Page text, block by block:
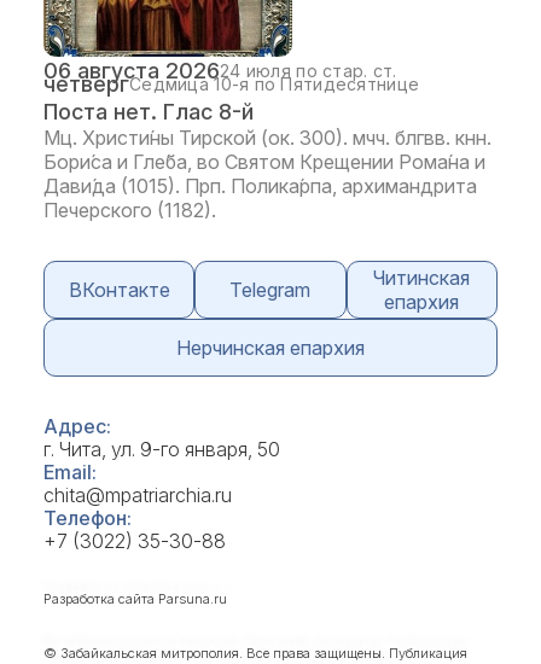
06 августа 202624 июля по стар. ст.
четвергСедмица 10-я по Пятидесятнице
Поста нет. Глас 8-й
Мц. Христи́ны Тирской (ок. 300). мчч. блгвв. кнн.
Бори́са и Гле́ба, во Святом Крещении Рома́на и
Дави́да (1015). Прп. Полика́рпа, архимандрита
Печерского (1182).
ВКонтакте Telegram
Читинская
епархия
Нерчинская епархия
Адрес:
г. Чита, ул. 9-го января, 50
Email:
chita@mpatriarchia.ru
Телефон:
+7 (3022) 35-30-88
Разработка сайта Parsuna.ru
© Забайкальская митрополия. Все права защищены. Публикация